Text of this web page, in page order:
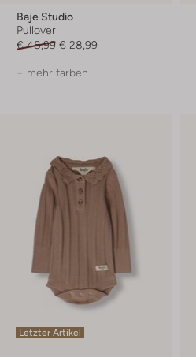
Baje Studio
Pullover
€ 48,99 € 28,99
+ mehr farben
Letzter Artikel